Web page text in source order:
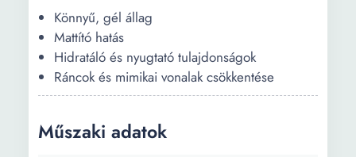
Könnyű, gél állag
Mattító hatás
Hidratáló és nyugtató tulajdonságok
Ráncok és mimikai vonalak csökkentése
Műszaki adatok